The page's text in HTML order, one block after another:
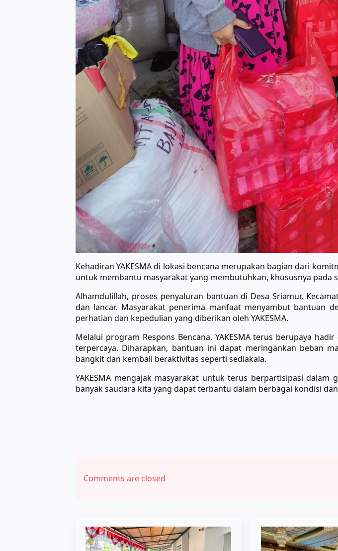
Kehadiran YAKESMA di lokasi bencana merupakan bagian dari
untuk membantu masyarakat yang membutuhkan, khususnya pada
Alhamdulillah, proses penyaluran bantuan di Desa Sriamur,
dan lancar. Masyarakat penerima manfaat menyambut bantuan
perhatian dan kepedulian yang diberikan oleh YAKESMA.
Melalui program Respons Bencana, YAKESMA terus berupaya
terpercaya. Diharapkan, bantuan ini dapat meringankan beban
bangkit dan kembali beraktivitas seperti sediakala.
YAKESMA mengajak masyarakat untuk terus berpartisipasi
banyak saudara kita yang dapat terbantu dalam berbagai kondisi
Comments are closed